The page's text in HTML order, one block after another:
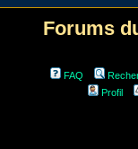
Forums
FAQ
Profil